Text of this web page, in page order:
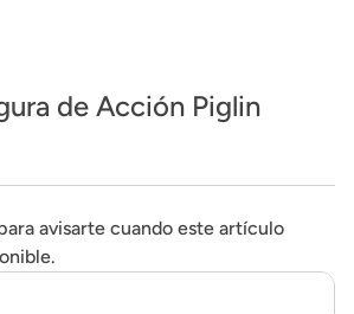
de Acción Piglin
avisarte cuando este artículo